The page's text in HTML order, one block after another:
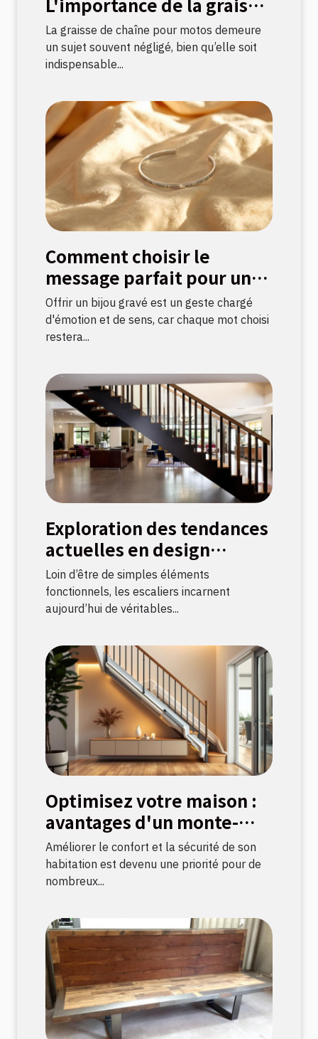
de chaîne pour motos
La graisse de chaîne pour motos demeure
un sujet souvent négligé, bien qu’elle soit
indispensable...
Comment choisir le
message parfait pour un
bijou gravé ?
Offrir un bijou gravé est un geste chargé
d'émotion et de sens, car chaque mot choisi
restera...
Exploration des tendances
actuelles en design
d'escaliers
Loin d’être de simples éléments
fonctionnels, les escaliers incarnent
aujourd’hui de véritables...
Optimisez votre maison :
avantages d'un monte-
escalier moderne
Améliorer le confort et la sécurité de son
habitation est devenu une priorité pour de
nombreux...